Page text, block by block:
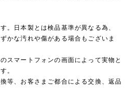
。日本製とは検品基準が異なる為、
かな汚れや傷がある場合もございま
スマートフォンの画面によって実物と
。
等、お客さまご都合による交換、返品